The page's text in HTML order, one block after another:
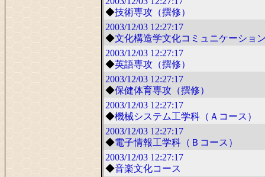
◆技術専攻（撰修）
2003/12/03 12:27:17
◆文化構造学文化コミュニケーショ
2003/12/03 12:27:17
◆英語専攻（撰修）
2003/12/03 12:27:17
◆保健体育専攻（撰修）
2003/12/03 12:27:17
◆機械システム工学科（Ａコース）
2003/12/03 12:27:17
◆電子情報工学科（Ｂコース）
2003/12/03 12:27:17
◆音楽文化コース